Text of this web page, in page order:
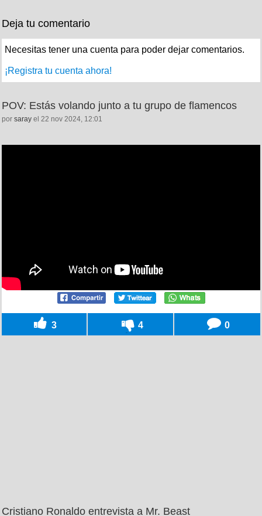
Deja tu comentario
Necesitas tener una cuenta para poder dejar comentarios.
¡Registra tu cuenta ahora!
POV: Estás volando junto a tu grupo de flamencos
por saray el 22 nov 2024, 12:01
3 4 0
Cristiano Ronaldo entrevista a Mr. Beast